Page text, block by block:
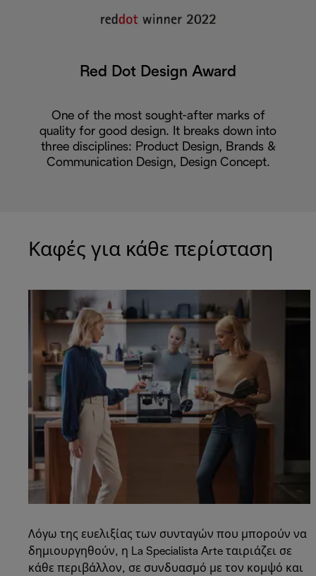
Red Dot Design Award
One of the most sought-after marks of
quality for good design. It breaks down into
three disciplines: Product Design, Brands &
Communication Design, Design Concept.
Καφές για κάθε περίσταση
Λόγω της ευελιξίας των συνταγών που μπορούν να
δημιουργηθούν, η La Specialista Arte ταιριάζει σε
κάθε περιβάλλον, σε συνδυασμό με τον κομψό και